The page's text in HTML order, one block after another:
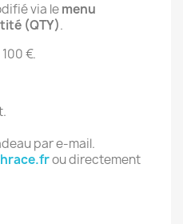
via lemenu
(QTY).
€.
par e-mail.
ou directement